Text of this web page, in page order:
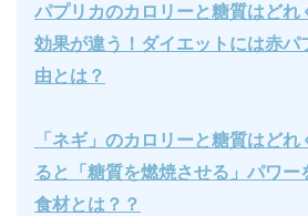
パプリカのカロリーと糖質はどれ
効果が違う！ダイエットには赤パ
由とは？
「ネギ」のカロリーと糖質はど
ると「糖質を燃焼させる」パワー
食材とは？？